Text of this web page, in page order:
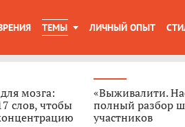
ТЕМЫ ЛИЧНЫЙ ОПЫТ
мозга:
слов, чтобы
«Выживалити.
полный разбор
участников